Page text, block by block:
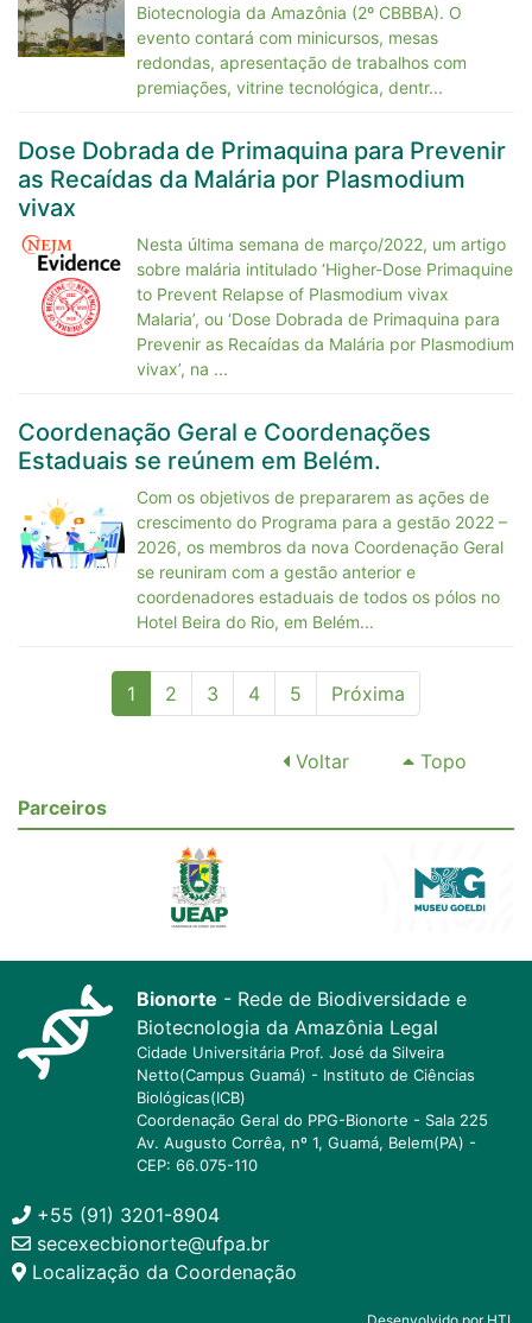
Biotecnologia da Amazônia (2º CBBBA). O
evento contará com minicursos, mesas
redondas, apresentação de trabalhos com
premiações, vitrine tecnológica, dentr...
Dose Dobrada de Primaquina para Prevenir
as Recaídas da Malária por Plasmodium
vivax
Nesta última semana de março/2022, um artigo
sobre malária intitulado ‘Higher-Dose Primaquine
to Prevent Relapse of Plasmodium vivax
Malaria’, ou ‘Dose Dobrada de Primaquina para
Prevenir as Recaídas da Malária por Plasmodium
vivax’, na ...
Coordenação Geral e Coordenações
Estaduais se reúnem em Belém.
Com os objetivos de prepararem as ações de
crescimento do Programa para a gestão 2022 –
2026, os membros da nova Coordenação Geral
se reuniram com a gestão anterior e
coordenadores estaduais de todos os pólos no
Hotel Beira do Rio, em Belém...
1 (current)
2 3 4 5 Próxima
Voltar
Topo
Parceiros
Bionorte - Rede de Biodiversidade e
Biotecnologia da Amazônia Legal
Cidade Universitária Prof. José da Silveira
Netto(Campus Guamá) - Instituto de Ciências
Biológicas(ICB)
Coordenação Geral do PPG-Bionorte - Sala 225
Av. Augusto Corrêa, nº 1, Guamá, Belem(PA) -
CEP: 66.075-110
+55 (91) 3201-8904
secexecbionorte@ufpa.br
Localização da Coordenação